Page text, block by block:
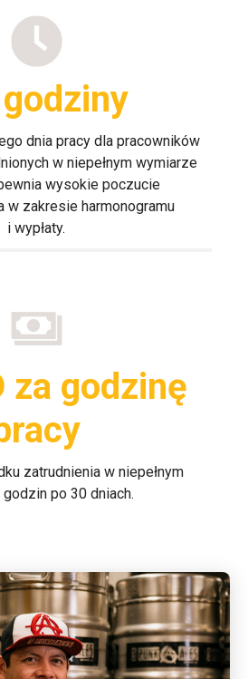
dnia pracy dla pracowników
w niepełnym wymiarze
wysokie poczucie
w zakresie harmonogramu
i wypłaty.
za godzinę
zatrudnienia w niepełnym
po 30 dniach.